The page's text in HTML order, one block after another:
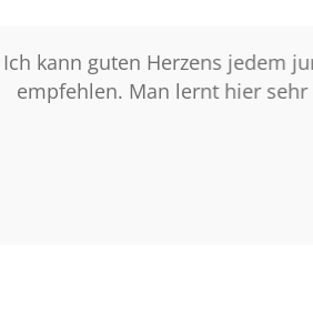
Ich kann guten Herzens jedem
empfehlen. Man lernt hier sehr